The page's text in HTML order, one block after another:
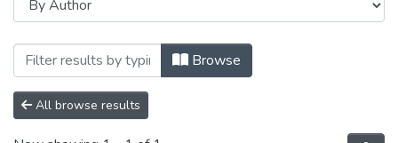
Browsing 2. Doutrina by Author
Browse
All browse results